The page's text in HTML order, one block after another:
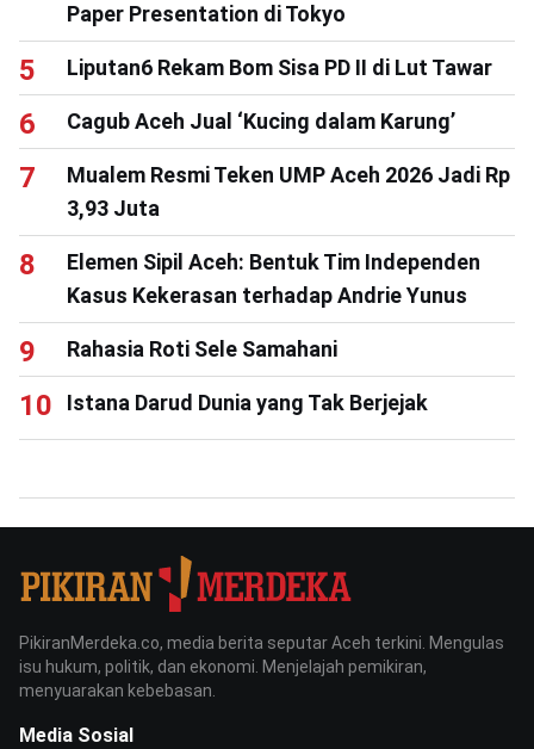
Paper Presentation di Tokyo
Liputan6 Rekam Bom Sisa PD II di Lut Tawar
Cagub Aceh Jual ‘Kucing dalam Karung’
Mualem Resmi Teken UMP Aceh 2026 Jadi Rp
3,93 Juta
Elemen Sipil Aceh: Bentuk Tim Independen
Kasus Kekerasan terhadap Andrie Yunus
Rahasia Roti Sele Samahani
Istana Darud Dunia yang Tak Berjejak
PikiranMerdeka.co, media berita seputar Aceh terkini. Mengulas
isu hukum, politik, dan ekonomi. Menjelajah pemikiran,
menyuarakan kebebasan.
Media Sosial